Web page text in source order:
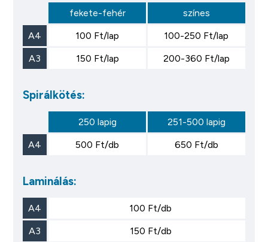
fekete-fehér
színes
A4
100 Ft/lap
100-250 Ft/lap
A3
150 Ft/lap 200-360 Ft/lap
Spirálkötés:
250 lapig
251-500 lapig
A4
500 Ft/db 650 Ft/db
Laminálás:
A4
100 Ft/db
A3
150 Ft/db